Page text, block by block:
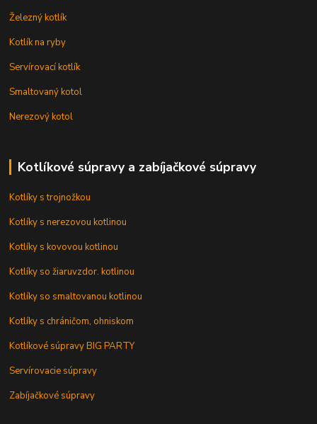
Železný kotlík
Kotlík na ryby
Servírovací kotlík
Smaltovaný kotol
Nerezový kotol
Kotlíkové súpravy a zabíjačkové súpravy
Kotlíky s trojnožkou
Kotlíky s nerezovou kotlinou
Kotlíky s kovovou kotlinou
Kotlíky so žiaruvzdor. kotlinou
Kotlíky so smaltovanou kotlinou
Kotlíky s chráničom, ohniskom
Kotlíkové súpravy BIG PARTY
Servírovacie súpravy
Zabíjačkové súpravy